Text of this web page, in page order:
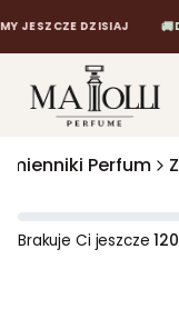
DZISIAJ 🚚
Perfum
Brakuje Ci jeszcze